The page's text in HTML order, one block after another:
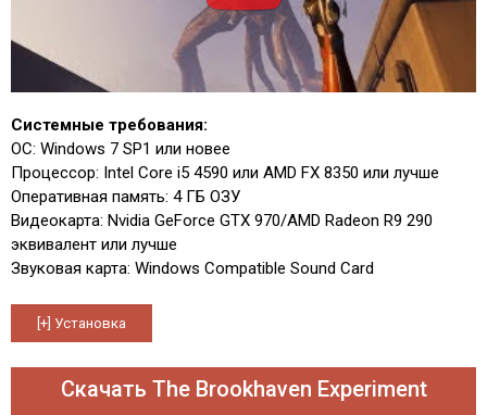
Системные требования:
ОС: Windows 7 SP1 или новее
Процессор: Intel Core i5 4590 или AMD FX 8350 или лучше
Оперативная память: 4 ГБ ОЗУ
Видеокарта: Nvidia GeForce GTX 970/AMD Radeon R9 290
эквивалент или лучше
Звуковая карта: Windows Compatible Sound Card
Скачать The Brookhaven Experiment